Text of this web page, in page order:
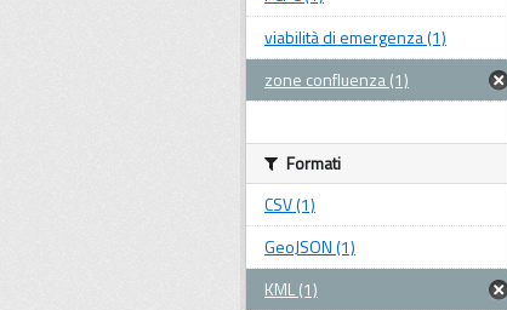
viabilità di emergenza (1)
zone confluenza (1)
Formati
CSV (1)
GeoJSON (1)
KML (1)